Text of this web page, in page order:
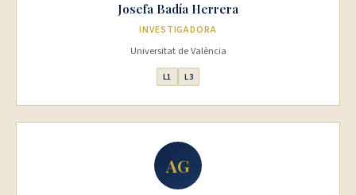
Josefa Badía Herrera
INVESTIGADORA
Universitat de València
L1 L3
AG